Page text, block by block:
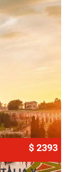
$ 2393